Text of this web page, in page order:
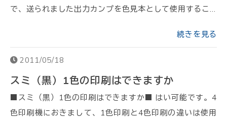
で、送られました出力カンプを色見本として使用するこ…
続きを見る
2011/05/18
スミ（黒）1色の印刷はできますか
■スミ（黒）1色の印刷はできますか■ はい可能です。4
色印刷機におきまして、1色印刷と4色印刷の違いは使用